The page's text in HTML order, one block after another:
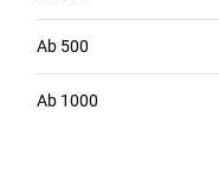
Ab 500
Ab 1000